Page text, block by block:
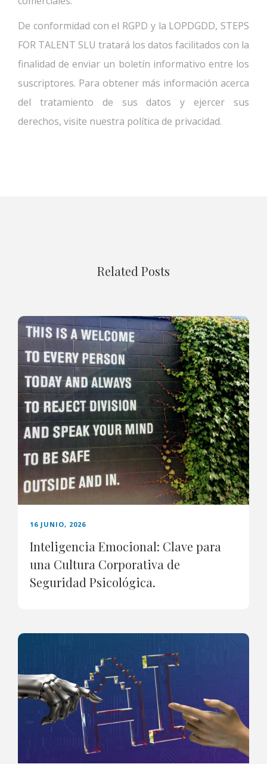
De conformidad con el RGPD y la LOPDGDD, STEPS
FOR TALENT SLU tratará los datos facilitados con la
finalidad de enviar un boletín informativo entre los
suscriptores. Para obtener más información acerca
del tratamiento de sus datos y ejercer sus
derechos, visite nuestra política de privacidad.
Related Posts
16 JUNIO, 2026
Inteligencia Emocional: Clave para
una Cultura Corporativa de
Seguridad Psicológica.